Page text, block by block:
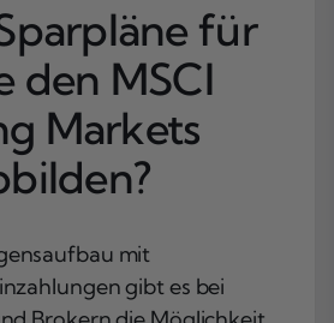
für
den MSCI
Markets
mit
gibt es bei